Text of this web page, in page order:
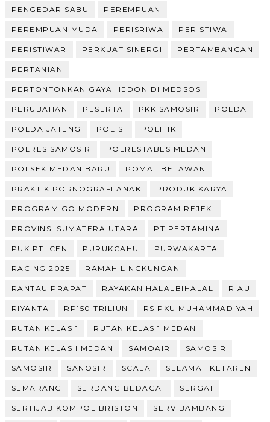
PENGEDAR SABU PEREMPUAN
PEREMPUAN MUDA PERISRIWA PERISTIWA
PERISTIWAR PERKUAT SINERGI PERTAMBANGAN
PERTANIAN
PERTONTONKAN GAYA HEDON DI MEDSOS
PERUBAHAN PESERTA PKK SAMOSIR POLDA
POLDA JATENG POLISI POLITIK
POLRES SAMOSIR POLRESTABES MEDAN
POLSEK MEDAN BARU POMAL BELAWAN
PRAKTIK PORNOGRAFI ANAK PRODUK KARYA
PROGRAM GO MODERN PROGRAM REJEKI
PROVINSI SUMATERA UTARA PT PERTAMINA
PUK PT. CEN PURUKCAHU PURWAKARTA
RACING 2025 RAMAH LINGKUNGAN
RANTAU PRAPAT RAYAKAN HALALBIHALAL RIAU
RIYANTA RP150 TRILIUN RS PKU MUHAMMADIYAH
RUTAN KELAS 1 RUTAN KELAS 1 MEDAN
RUTAN KELAS I MEDAN SAMOAIR SAMOSIR
SÀMOSIR SANOSIR SCALA SELAMAT KETAREN
SEMARANG SERDANG BEDAGAI SERGAI
SERTIJAB KOMPOL BRISTON SERV BAMBANG